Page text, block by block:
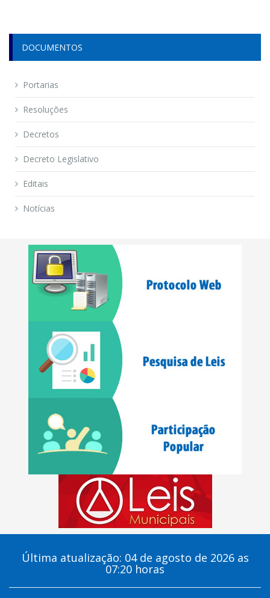
DOCUMENTOS
Portarias
Resoluções
Decretos
Decreto Legislativo
Editais
Notícias
Última atualização: 04 de agosto de 2026 as
07:20 horas